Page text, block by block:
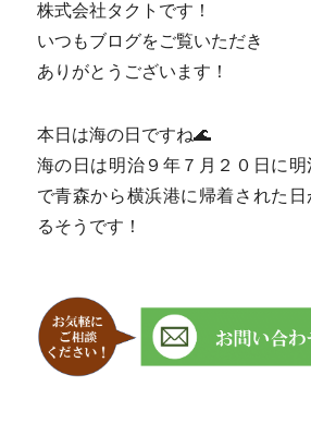
株式会社タクトです！
いつもブログをご覧いただき
ありがとうございます！
本日は海の日ですね🌊
海の日は明治９年７月２０日に
で青森から横浜港に帰着された
るそうです！